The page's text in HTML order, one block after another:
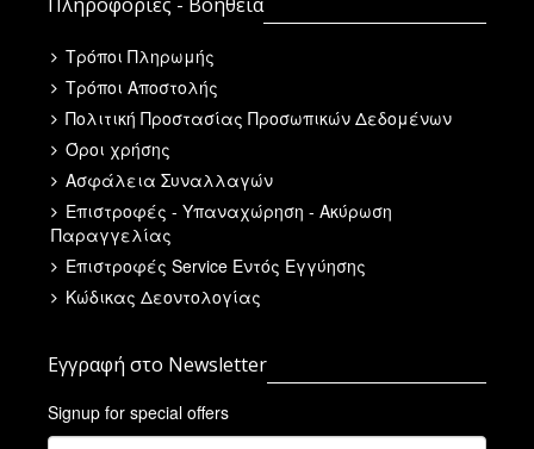
Τρόποι Πληρωμής
Τρόποι Αποστολής
Πολιτική Προστασίας Προσωπικών Δεδομένων
Όροι χρήσης
Ασφάλεια Συναλλαγών
Επιστροφές - Υπαναχώρηση - Ακύρωση
Παραγγελίας
Επιστροφές Service Εντός Εγγύησης
Κώδικας Δεοντολογίας
Εγγραφή στο Newsletter
Signup for special offers